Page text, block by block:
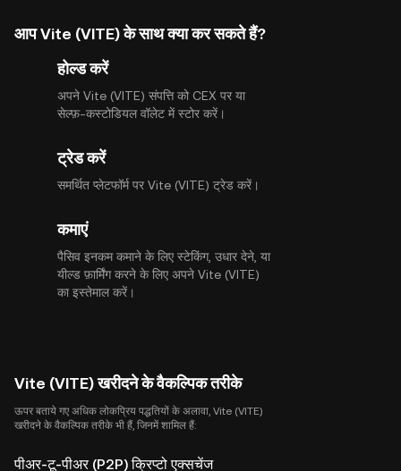
आप Vite (VITE) के साथ क्या कर सकते हैं?
होल्ड करें
अपने Vite (VITE) संपत्ति को CEX पर या
सेल्फ़-कस्टोडियल वॉलेट में स्टोर करें।
ट्रेड करें
समर्थित प्लेटफॉर्म पर Vite (VITE) ट्रेड करें।
कमाएं
पैसिव इनकम कमाने के लिए स्टेकिंग, उधार देने, या
यील्ड फ़ार्मिंग करने के लिए अपने Vite (VITE)
का इस्तेमाल करें।
Vite (VITE) खरीदने के वैकल्पिक तरीके
ऊपर बताये गए अधिक लोकप्रिय पद्धतियों के अलावा, Vite (VITE)
खरीदने के वैकल्पिक तरीके भी हैं, जिनमें शामिल हैं:
पीअर-टू-पीअर (P2P) क्रिप्टो एक्सचेंज